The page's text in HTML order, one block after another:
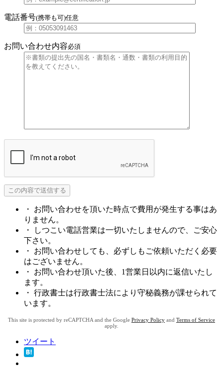
電話番号(携帯も可)任意
お問い合わせ内容必須
・ お問い合わせを頂いた時点で費用が発生する事はあ
りません。
・ しつこい電話営業は一切いたしませんので、ご安心
下さい。
・ お問い合わせしても、必ずしもご依頼いただく必要
はございません。
・ お問い合わせ頂いた後、1営業日以内に返信いたし
ます。
・ 行政書士は行政書士法により守秘義務が課せられて
います。
This site is protected by reCAPTCHA and the Google Privacy Policy and Terms of Service
apply.
ツイート